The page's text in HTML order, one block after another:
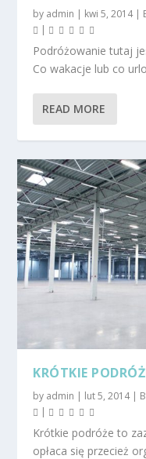
by admin | kwi 5, 2014|
|
Podróżowanie tutaj
Co wakacje lub co
READ MORE
KRÓTKIE
by admin | lut 5, 2014|
|
Krótkie podróże to
opłaca się przecież